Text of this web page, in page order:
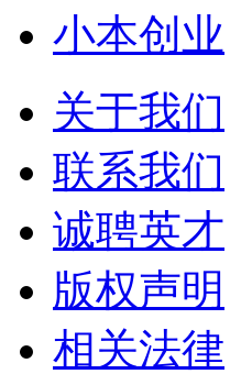
小本创业
关于我们
联系我们
诚聘英才
版权声明
相关法律